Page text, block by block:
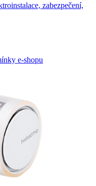
zabezpečení,
e-shopu